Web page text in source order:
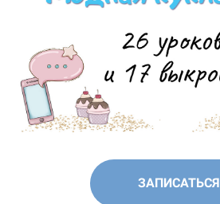
ЗАПИСАТЬСЯ